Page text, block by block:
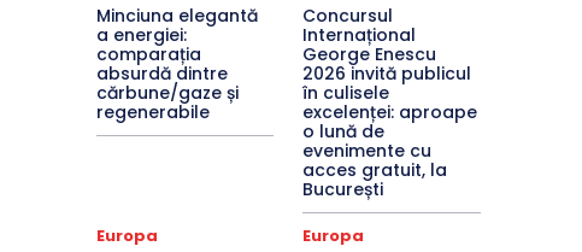
Minciuna elegantă
a energiei:
comparația
absurdă dintre
cărbune/gaze și
regenerabile
Concursul
Internațional
George Enescu
2026 invită publicul
în culisele
excelenței: aproape
o lună de
evenimente cu
acces gratuit, la
București
Europa Europa